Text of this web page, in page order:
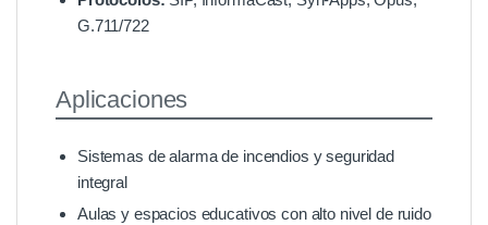
G.711/722
Aplicaciones
Sistemas de alarma de incendios y seguridad
integral
Aulas y espacios educativos con alto nivel de ruido